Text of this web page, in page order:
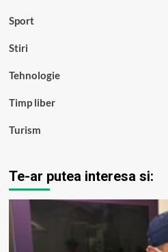
Sport
Stiri
Tehnologie
Timp liber
Turism
Te-ar putea interesa si: